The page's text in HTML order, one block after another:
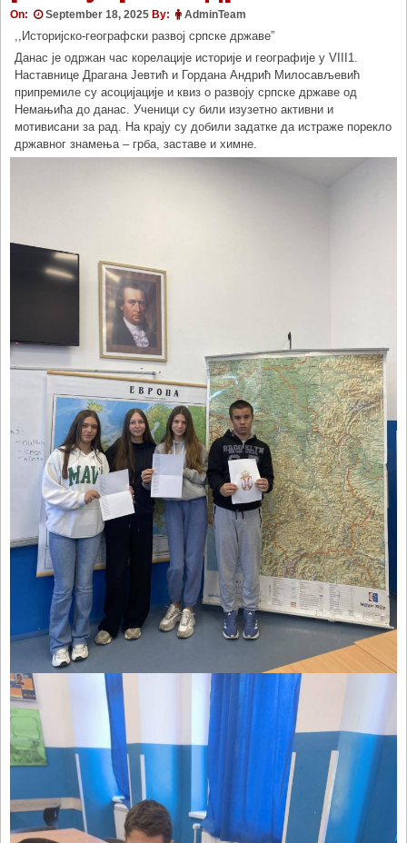
On: September 18, 2025 By: AdminTeam
,,Историјско-географски развој српске државе”
Данас је одржан час корелације историје и географије у VIII1.
Наставнице Драгана Јевтић и Гордана Андрић Милосављевић
припремиле су асоцијације и квиз о развоју српске државе од
Немањића до данас. Ученици су били изузетно активни и
мотивисани за рад. На крају су добили задатке да истраже порекло
државног знамења – грба, заставе и химне.